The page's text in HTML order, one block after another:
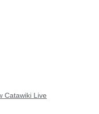
Catawiki Live